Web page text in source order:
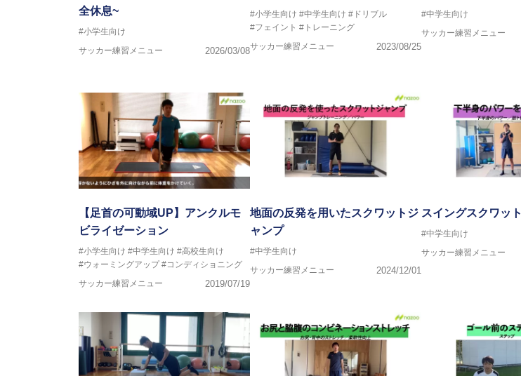
全休息~
#小学生向け
サッカー練習メニュー
2026/03/08
#小学生向け #中学生向け #ドリブル
#フェイント #トレーニング
サッカー練習メニュー
2023/08/25
#中学生向け
サッカー練習メニュー
【足首の可動域UP】アンクルモ
ビライゼーション
#小学生向け #中学生向け #高校生向け
#ウォーミングアップ #コンディショニング
サッカー練習メニュー
2019/07/19
地面の反発を用いたスクワットジ
ャンプ
#中学生向け
サッカー練習メニュー
2024/12/01
スイングスクワット
#中学生向け
サッカー練習メニュー